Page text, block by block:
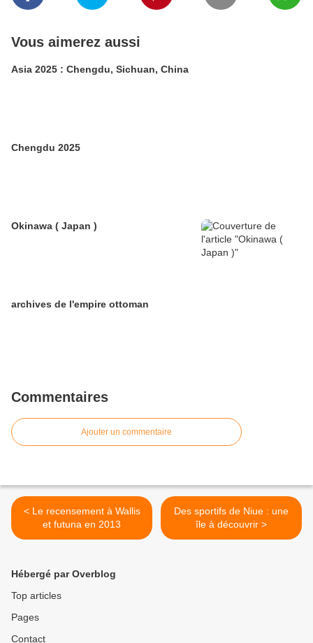
Vous aimerez aussi
Asia 2025 : Chengdu, Sichuan, China
Chengdu 2025
Okinawa ( Japan )
archives de l'empire ottoman
Commentaires
Ajouter un commentaire
< Le recensement à Wallis
et futuna en 2013
Des sportifs de Niue : une
île à découvrir >
Hébergé par Overblog
Top articles
Pages
Contact